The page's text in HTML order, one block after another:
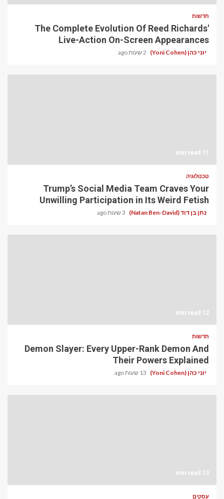
חדשות
The Complete Evolution Of Reed Richards'
Live-Action On-Screen Appearances
יוני כהן (Yoni Cohen) 2 שעות ago
11 min read
טכנולוגיה
Trump’s Social Media Team Craves Your
Unwilling Participation in Its Weird Fetish
נתן בן דוד (Natan Ben-David) 3 שעות ago
12 min read
חדשות
Demon Slayer: Every Upper-Rank Demon And
Their Powers Explained
יוני כהן (Yoni Cohen) 13 שעות ago
13 min read
עסקים